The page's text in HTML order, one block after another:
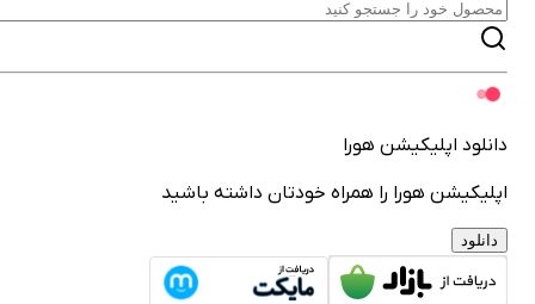
اپلیکیشن هورا
هورا را همراه خودتان داشته باشید
دانلود